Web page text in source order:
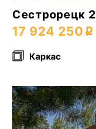
Сестрорецк 2
17 924 250
Каркас